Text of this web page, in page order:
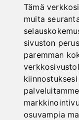
Tämä
muita
sivuston
paremman
osuvampia